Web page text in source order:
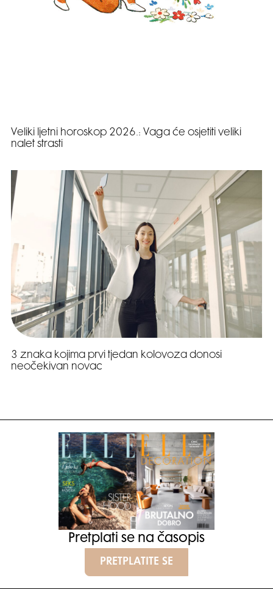
Veliki ljetni horoskop 2026.: Vaga će osjetiti veliki
nalet strasti
3 znaka kojima prvi tjedan kolovoza donosi
neočekivan novac
Pretplati se na časopis
PRETPLATITE SE